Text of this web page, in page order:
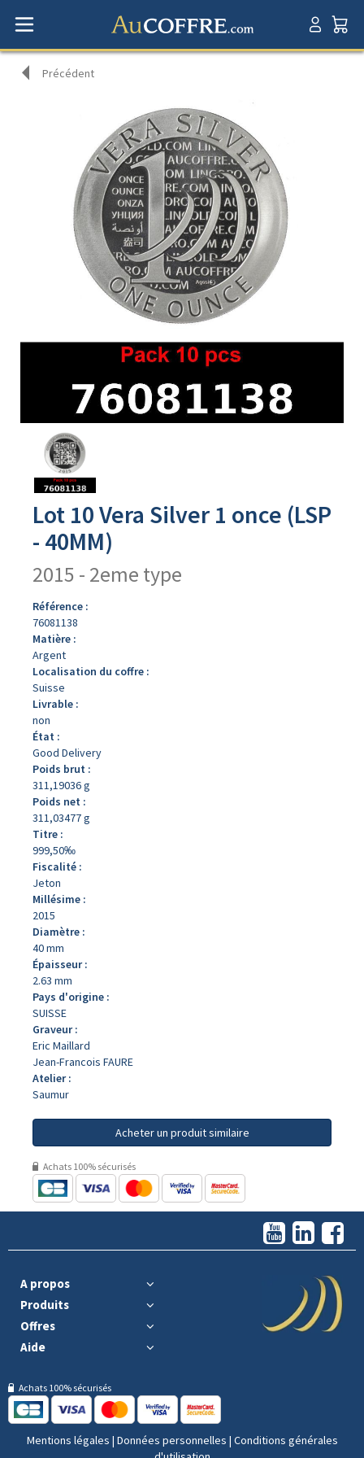
Précédent
produit
Lot 10 Vera Silver 1 once (LSP
- 40MM)
2015 - 2eme type
Référence :
76081138
Matière :
Argent
Localisation du coffre :
Suisse
Livrable :
non
État :
Good Delivery
Poids brut :
311,19036 g
Poids net :
311,03477 g
Titre :
999,50‰
Fiscalité :
Jeton
Millésime :
2015
Diamètre :
40 mm
Épaisseur :
2.63 mm
Pays d'origine :
SUISSE
Graveur :
Eric Maillard
Jean-Francois FAURE
Atelier :
Saumur
Acheter un produit similaire
Achats 100% sécurisés
A propos
Produits
Offres
Aide
Achats 100% sécurisés
Mentions légales | Données personnelles | Conditions générales